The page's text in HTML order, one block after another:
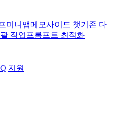
미니맵메모사이드 챗기존 다
작업 프롬프트 최적화
지원